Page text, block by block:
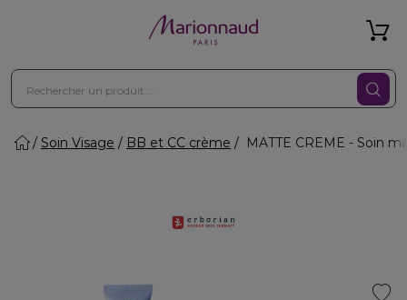
Soin Visage BB et CC crème MATTE CREME - Soin